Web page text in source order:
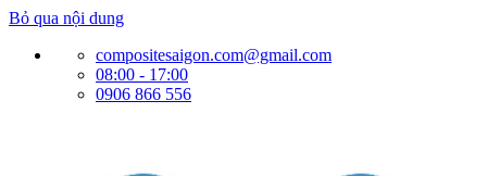
Bỏ qua nội dung
compositesaigon.com@gmail.com
08:00 - 17:00
0906 866 556